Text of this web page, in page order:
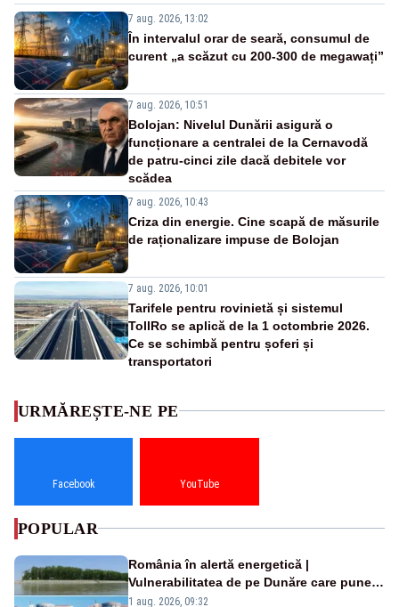
7 aug. 2026, 13:02
În intervalul orar de seară, consumul de
curent „a scăzut cu 200-300 de megawați”
7 aug. 2026, 10:51
Bolojan: Nivelul Dunării asigură o
funcționare a centralei de la Cernavodă
de patru-cinci zile dacă debitele vor
scădea
7 aug. 2026, 10:43
Criza din energie. Cine scapă de măsurile
de raționalizare impuse de Bolojan
7 aug. 2026, 10:01
Tarifele pentru rovinietă și sistemul
TollRo se aplică de la 1 octombrie 2026.
Ce se schimbă pentru șoferi și
transportatori
URMĂREȘTE-NE PE
Facebook YouTube
POPULAR
România în alertă energetică |
Vulnerabilitatea de pe Dunăre care pune
în pericol Centrala Cernavodă era
1 aug. 2026, 09:32